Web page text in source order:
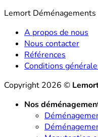
Lemort Déménagements
A propos de nous
Nous contacter
Références
Conditions
Copyright 2026 ©
Nos